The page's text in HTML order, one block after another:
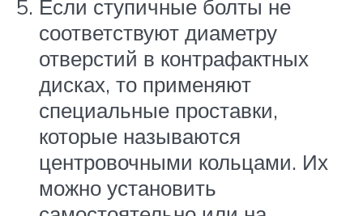
Если ступичные болты не
соответствуют диаметру
отверстий в контрафактных
дисках, то применяют
специальные проставки,
которые называются
центровочными кольцами. Их
можно установить